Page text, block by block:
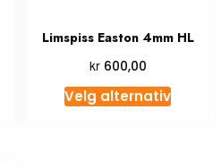
Limspiss Easton 4mm HL
kr600,00
Velg alternativ